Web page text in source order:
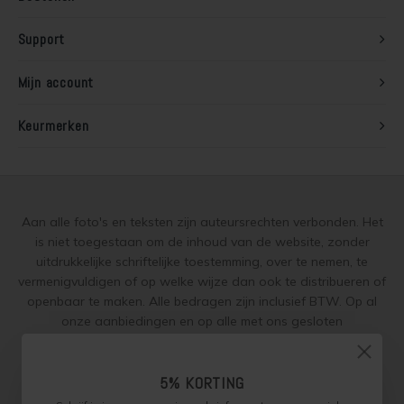
Houten vloer lakken
Trap verven
Trap lakken
Jotun Oxan Olie als basis voor de vloer
Vloerverf voor binnen
Support
Mijn account
Keurmerken
Aan alle foto's en teksten zijn auteursrechten verbonden. Het
is niet toegestaan om de inhoud van de website, zonder
uitdrukkelijke schriftelijke toestemming, over te nemen, te
vermenigvuldigen of op welke wijze dan ook te distribueren of
openbaar te maken. Alle bedragen zijn inclusief BTW. Op al
onze aanbiedingen en op alle met ons gesloten
en de
Aanvullende Voorwaarden van toepassing. Onze adviezen
worden naar beste weten verstrekt, toepassing is altijd op
5% KORTING